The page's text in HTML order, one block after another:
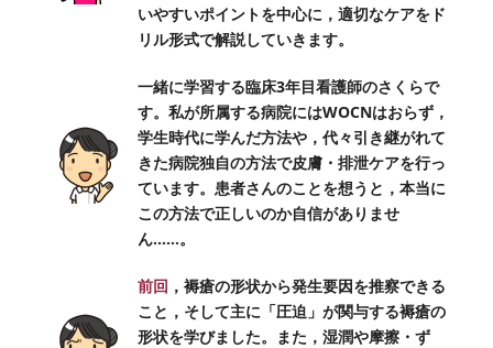
いやすいポイントを中心に，適切なケアをド
リル形式で解説していきます。
一緒に学習する臨床3年目看護師のさくらで
す。私が所属する病院にはWOCNはおらず，
学生時代に学んだ方法や，代々引き継がれて
きた病院独自の方法で皮膚・排泄ケアを行っ
ています。患者さんのことを想うと，本当に
この方法で正しいのか自信がありませ
ん……。
前回 ，褥瘡の形状から発生要因を推察できる
こと，そして主に「圧迫」が関与する褥瘡の
形状を学びました。また，湿潤や摩擦・ず